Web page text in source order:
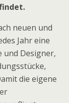
neuen und
Jahr eine
und Designer,
die eigene